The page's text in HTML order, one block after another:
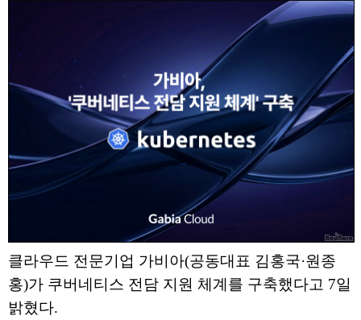
클라우드 전문기업 가비아(공동대표 김홍국·원종
홍)가 쿠버네티스 전담 지원 체계를 구축했다고 7일
밝혔다.